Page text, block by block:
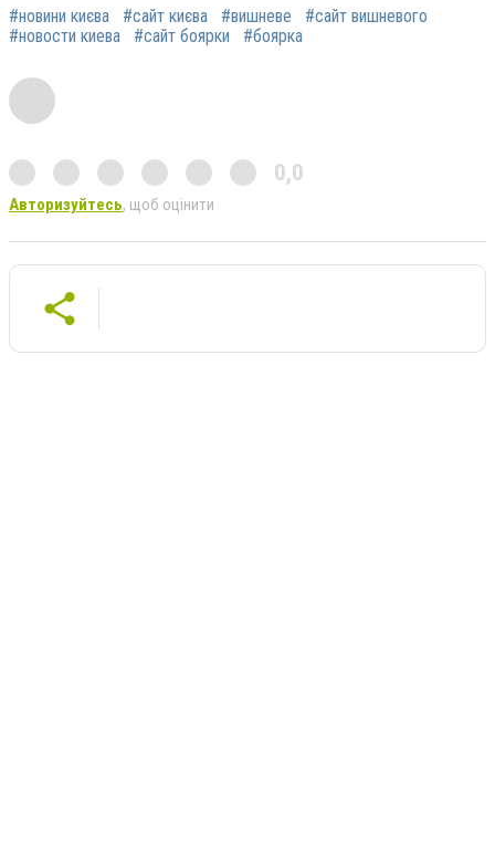
#новини києва #сайт києва #вишневе
#сайт вишневого
#новости киева
#сайт боярки #боярка
0,0
Авторизуйтесь, щоб оцінити